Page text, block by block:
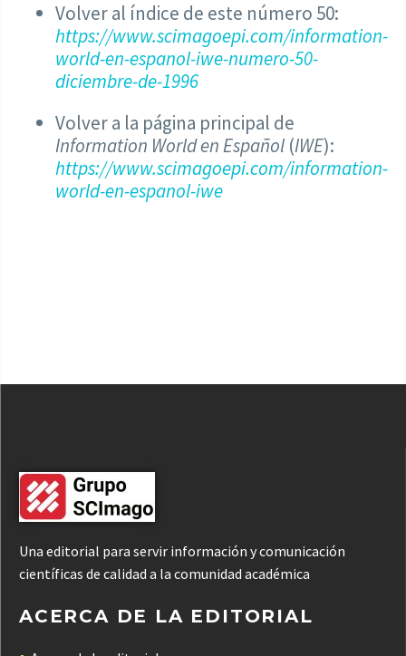
Volver al índice de este número 50:
https://www.scimagoepi.com/information-
world-en-espanol-iwe-numero-50-
diciembre-de-1996
Volver a la página principal de
Information World en Español (IWE):
https://www.scimagoepi.com/information-
world-en-espanol-iwe
Una editorial para servir información y comunicación
científicas de calidad a la comunidad académica
ACERCA DE LA EDITORIAL